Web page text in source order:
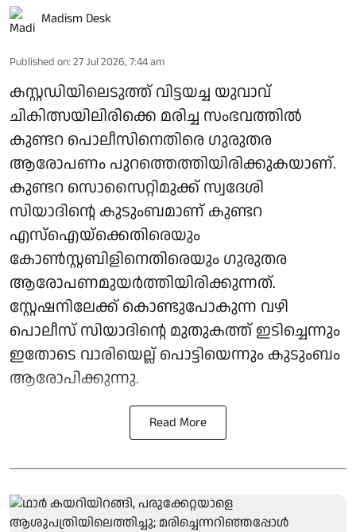
Madism Desk
Published on: 27 Jul 2026, 7:44 am
കസ്റ്റഡിയിലെടുത്ത് വിട്ടയച്ച യുവാവ്
ചികിത്സയിലിരിക്കെ മരിച്ച സംഭവത്തിൽ
കുണ്ടറ പൊലീസിനെതിരെ ഗുരുതര
ആരോപണം പുറത്തെത്തിയിരിക്കുകയാണ്.
കുണ്ടറ സൊസൈറ്റിമുക്ക് സ്വദേശി
സിയാദിന്റെ കുടുംബമാണ് കുണ്ടറ
എസ്ഐയ്ക്കെതിരെയും
കോൺസ്റ്റബിളിനെതിരെയും ഗുരുതര
ആരോപണമുയർത്തിയിരിക്കുന്നത്.
സ്റ്റേഷനിലേക്ക് കൊണ്ടുപോകുന്ന വഴി
പൊലീസ് സിയാദിന്റെ മുതുകത്ത് ഇടിച്ചെന്നും
ഇതോടെ വാരിയെല്ല് പൊട്ടിയെന്നും കുടുംബം
ആരോപിക്കുന്നു.
Read More